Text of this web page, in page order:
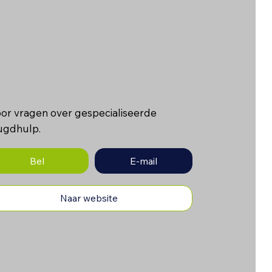
vragen over gespecialiseerde
E-mail
Bel
Naar website